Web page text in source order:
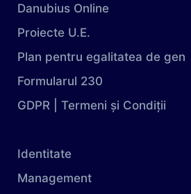
Danubius Online
Proiecte U.E.
Plan pentru egalitatea de gen
Formularul 230
GDPR | Termeni și Condiții
Identitate
Management